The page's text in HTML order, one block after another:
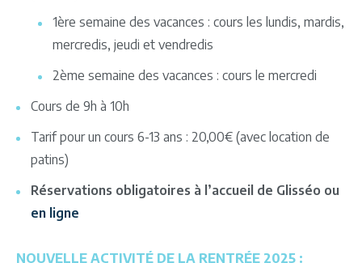
1ère semaine des vacances : cours les lundis, mardis,
mercredis, jeudi et vendredis
2ème semaine des vacances : cours le mercredi
Cours de 9h à 10h
Tarif pour un cours 6-13 ans : 20,00€ (avec location de
patins)
Réservations obligatoires à l’accueil de Glisséo ou
en ligne
NOUVELLE ACTIVITÉ DE LA RENTRÉE 2025 :